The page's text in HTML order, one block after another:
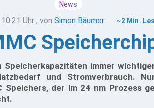
News
Uhr , vonSimon Bäumer ~2 Min.
immer
und Stromverbrauch.
Speichers, der im 24 nm Prozess